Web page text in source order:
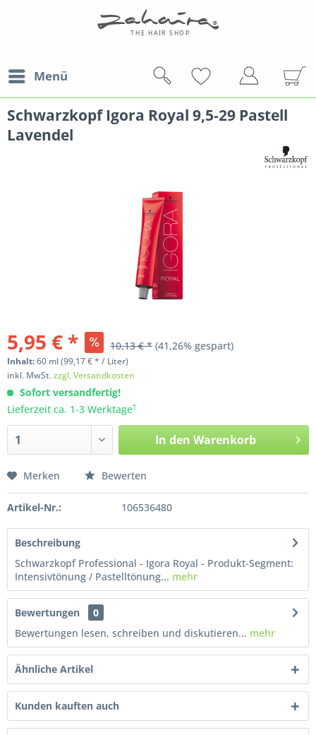
Menü
Schwarzkopf Igora Royal 9,5-29 Pastell
Lavendel
5,95 € * 10,13 € * (41,26% gespart)
Inhalt:60 ml(99,17 € * / Liter)
inkl. MwSt.zzgl. Versandkosten
Sofort versandfertig!
Lieferzeit ca. 1-3 Werktage†
In den Warenkorb
Merken Bewerten
Artikel-Nr.: 106536480
Beschreibung
Schwarzkopf Professional - Igora Royal - Produkt-Segment:
Intensivtönung / Pastelltönung... mehr
Bewertungen
0
Bewertungen lesen, schreiben und diskutieren... mehr
Ähnliche Artikel
Kunden kauften auch